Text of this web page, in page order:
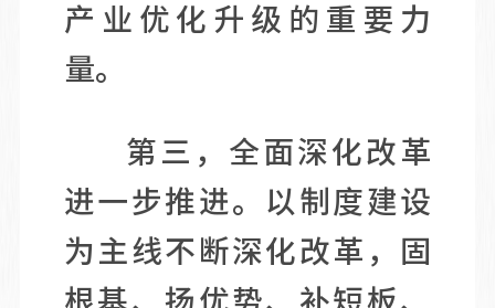
产业优化升级的重要力
量。
第三，全面深化改革
进一步推进。以制度建设
为主线不断深化改革，固
根基、扬优势、补短板、